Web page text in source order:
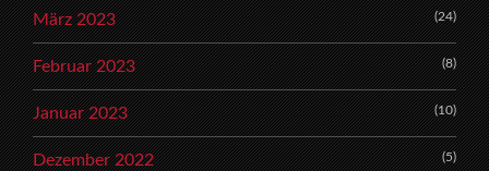
März 2023 (24)
Februar 2023 (8)
Januar 2023 (10)
Dezember 2022 (5)